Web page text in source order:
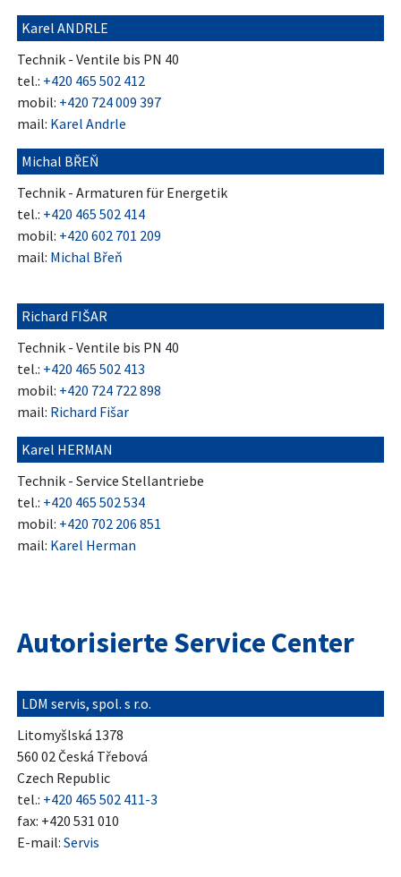
Karel ANDRLE
Technik - Ventile bis PN 40
tel.: +420 465 502 412
mobil: +420 724 009 397
mail: Karel Andrle
Michal BŘEŇ
Technik - Armaturen für Energetik
tel.: +420 465 502 414
mobil: +420 602 701 209
mail: Michal Břeň
Richard FIŠAR
Technik - Ventile bis PN 40
tel.: +420 465 502 413
mobil: +420 724 722 898
mail: Richard Fišar
Karel HERMAN
Technik - Service Stellantriebe
tel.: +420 465 502 534
mobil: +420 702 206 851
mail: Karel Herman
Autorisierte Service Center
LDM servis, spol. s r.o.
Litomyšlská 1378
560 02 Česká Třebová
Czech Republic
tel.: +420 465 502 411-3
fax: +420 531 010
E-mail: Servis